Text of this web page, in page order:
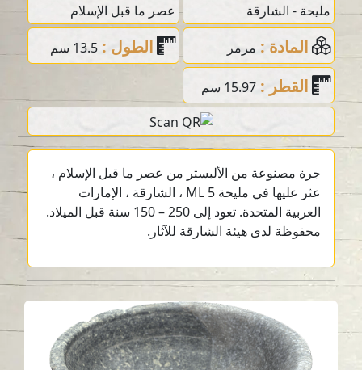
مليحة - الشارقة عصر ما قبل الإسلام
المادة : مرمر الطول : 13.5 سم
القطر : 15.97 سم
جرة مصنوعة من الألبستر من عصر ما قبل الإسلام ،
عثر عليها في مليحة ML 5 ، الشارقة ، الإمارات
العربية المتحدة. تعود إلى 250 – 150 سنة قبل الميلاد.
محفوظة لدى هيئة الشارقة للآثار.